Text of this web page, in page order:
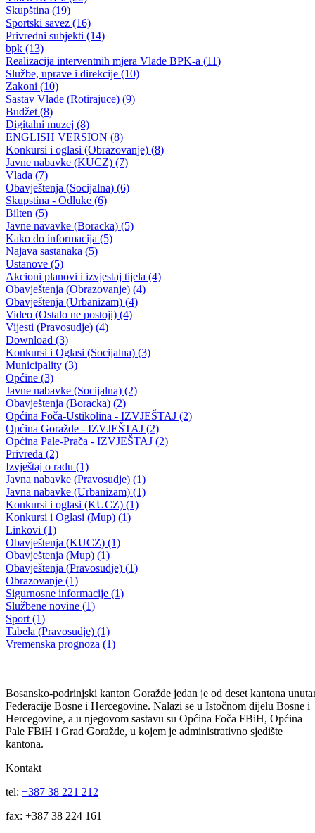
Uprava policije informacija za period 28/29.09.2023.godine.
29.09.2023